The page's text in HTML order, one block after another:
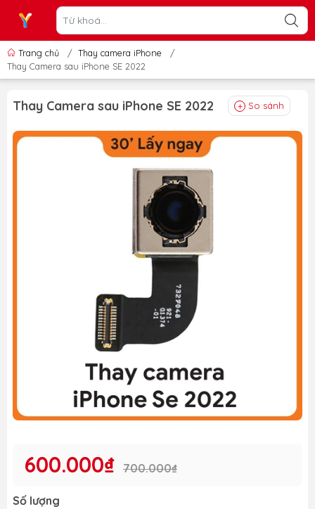
Trang chủ / Thay camera iPhone
/
Thay Camera sau iPhone SE 2022
Thay Camera sau iPhone SE 2022 So sánh
600.000₫ 700.000₫
Số lượng